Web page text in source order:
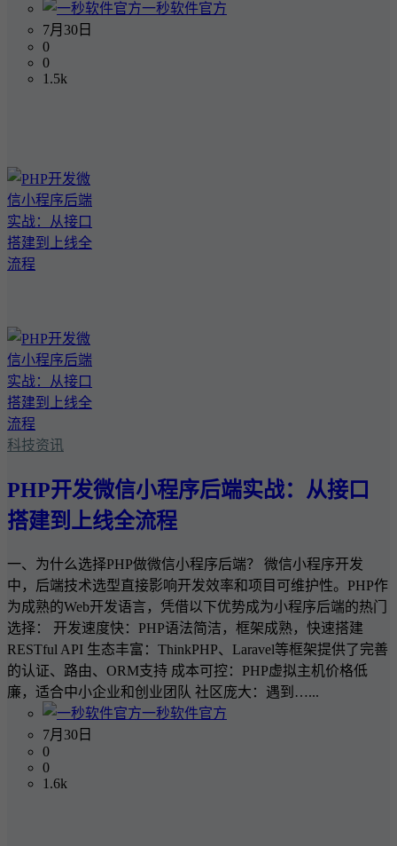
一秒软件官方
7月30日
0
0
1.5k
科技资讯
PHP开发微信小程序后端实战：从接口
搭建到上线全流程
一、为什么选择PHP做微信小程序后端？ 微信小程序开发
中，后端技术选型直接影响开发效率和项目可维护性。PHP作
为成熟的Web开发语言，凭借以下优势成为小程序后端的热门
选择： 开发速度快：PHP语法简洁，框架成熟，快速搭建
RESTful API 生态丰富：ThinkPHP、Laravel等框架提供了完善
的认证、路由、ORM支持 成本可控：PHP虚拟主机价格低
廉，适合中小企业和创业团队 社区庞大：遇到…...
一秒软件官方
7月30日
0
0
1.6k